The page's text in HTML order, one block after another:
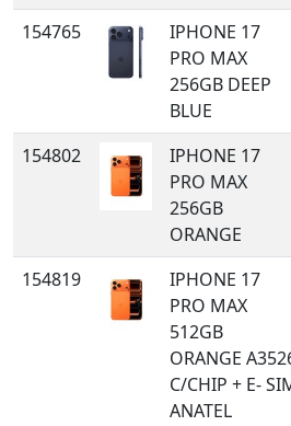
154765
IPHONE 17
PRO MAX
256GB DEEP
BLUE
154802
IPHONE 17
PRO MAX
256GB
ORANGE
154819
IPHONE 17
PRO MAX
512GB
ORANGE
C/CHIP + E-
ANATEL